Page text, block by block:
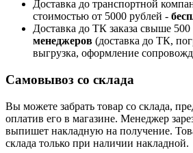
Доставка до транспортной
стоимостью от 5000 рублей - б
Доставка до ТК заказа свыше 500
менеджеров (доставка до ТК,
выгрузка, оформление
Самовывоз со склада
Вы можете забрать товар со склада,
оплатив его в магазине. Менеджер
выпишет накладную на получение.
склада только при наличии накладной.